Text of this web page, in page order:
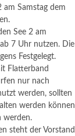
am Samstag dem
See 2 am
7 Uhr nutzen. Die
Festgelegt.
Flatterband
nur nach
werden, sollten
werden können
werden.
steht der Vorstand